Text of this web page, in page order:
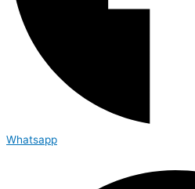
Whatsapp